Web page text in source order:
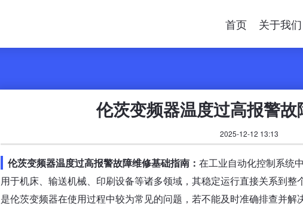
首页 关于我们
伦茨变频器温度过高报警
2025-12-12 13:13
伦茨变频器温度过高报警故障维修基础指南： 在工业自动化控制系统
用于机床、输送机械、印刷设备等诸多领域，其稳定运行直接关系到
是伦茨变频器在使用过程中较为常见的问题，若不能及时准确排查并